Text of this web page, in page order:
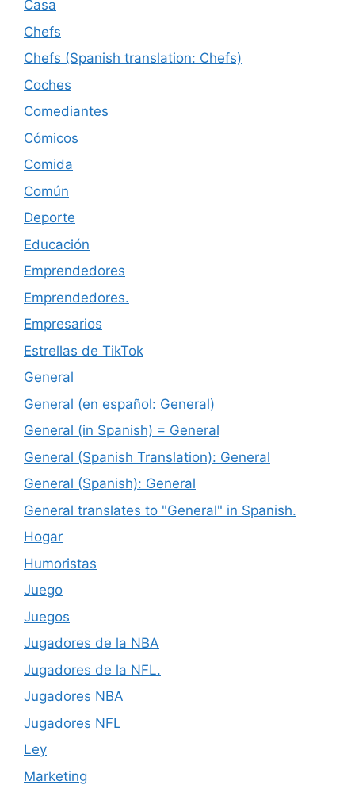
Casa
Chefs
Chefs (Spanish translation: Chefs)
Coches
Comediantes
Cómicos
Comida
Común
Deporte
Educación
Emprendedores
Emprendedores.
Empresarios
Estrellas de TikTok
General
General (en español: General)
General (in Spanish) = General
General (Spanish Translation): General
General (Spanish): General
General translates to "General" in Spanish.
Hogar
Humoristas
Juego
Juegos
Jugadores de la NBA
Jugadores de la NFL.
Jugadores NBA
Jugadores NFL
Ley
Marketing